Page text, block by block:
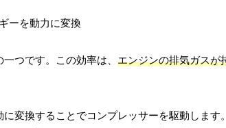
つです。この効率は、 エンジンの排気ガスが
変換することでコンプレッサーを駆動します